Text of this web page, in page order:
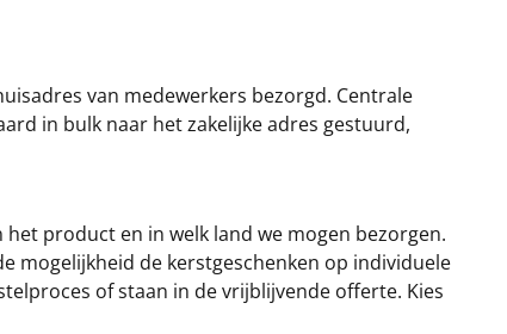
van medewerkers bezorgd. Centrale
in bulk naar het zakelijke adres gestuurd,
product en in welk land we mogen bezorgen.
mogelijkheid de kerstgeschenken op individuele
of staan in de vrijblijvende offerte. Kies